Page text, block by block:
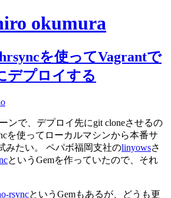
okumura
を使ってVagrantで
デプロイする
ンで、デプロイ先にgit cloneさせるの
を使ってローカルマシンから本番サ
みたい。 ペパボ福岡支社のlinyowsさ
というGemを作っていたので、それ
rsyncというGemもあるが、どうも更